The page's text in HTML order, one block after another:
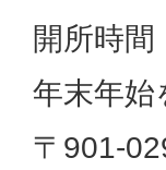
開所時
年末年始
〒901-